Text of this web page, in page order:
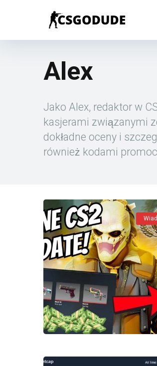
Alex
Jako Alex, redaktor w
kasjerami związanymi
dokładne oceny i
również kodami